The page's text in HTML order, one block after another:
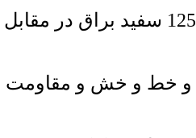
و خط و خش و مقاومت